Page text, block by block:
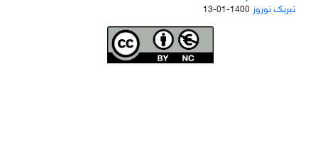
تبریک نوروز 1400-01-13